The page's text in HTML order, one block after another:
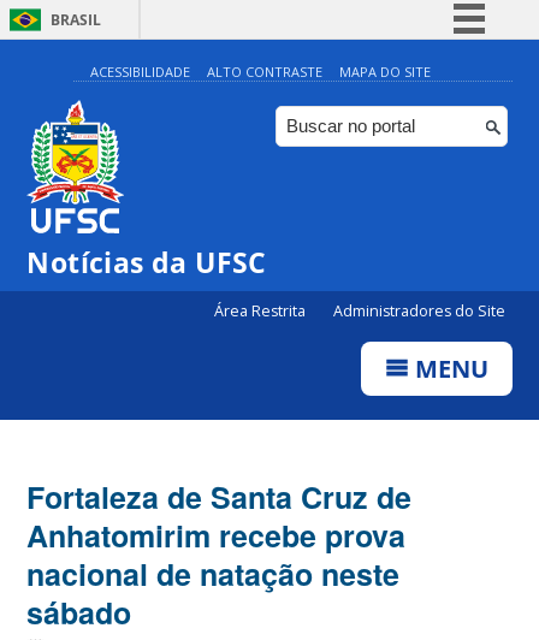
BRASIL
Simplifique!
Comunica BR
Participe
ACESSIBILIDADE ALTO CONTRASTE MAPA DO SITE
Notícias da UFSC
Área Restrita Administradores do Site
MENU
Fortaleza de Santa Cruz de
Anhatomirim recebe prova
nacional de natação neste
sábado